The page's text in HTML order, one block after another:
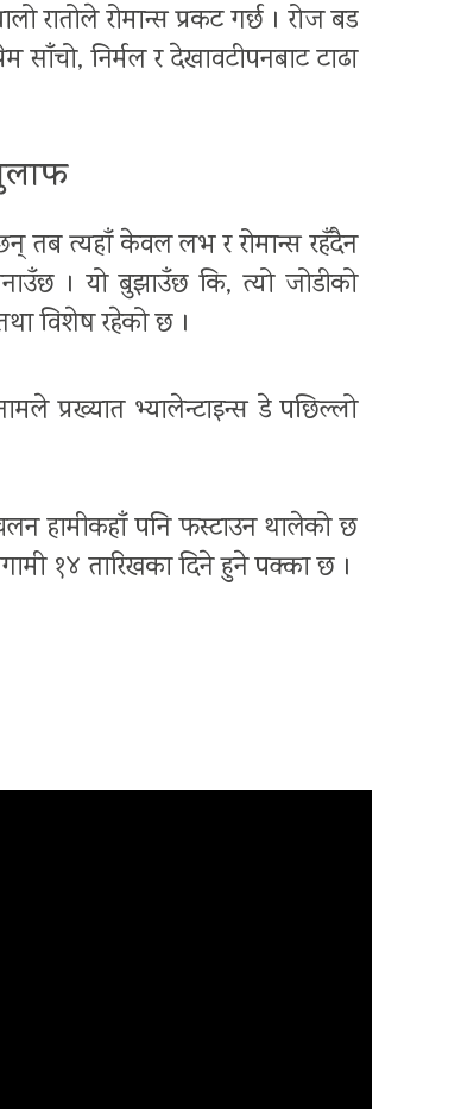
रातोले रोमान्स प्रकट गर्छ । रोज बड
निर्मल र देखावटीपनबाट टाढा
तब त्यहाँ केवल लभ र रोमान्स रहँदैन
। यो बुझाउँछ कि, त्यो जोडीको
विशेष रहेको छ ।
प्रख्यात भ्यालेन्टाइन्स डे पछिल्लो
हामीकहाँ पनि फस्टाउन थालेको छ
१४ तारिखका दिने हुने पक्का छ ।